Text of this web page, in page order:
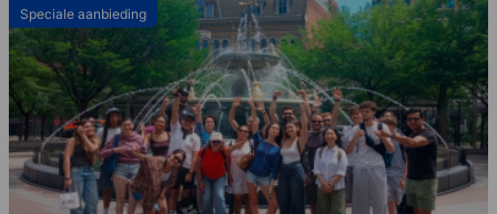
Speciale aanbieding